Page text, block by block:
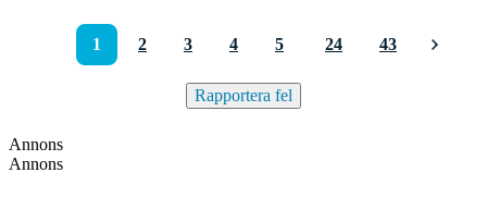
1 2 3 4 5 24 43
Rapportera fel
Annons
Annons